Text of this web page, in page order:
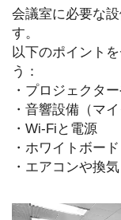
会議室に必要な
す。
以下のポイント
う：
・プロジェクタ
・音響設備（マ
・Wi-Fiと電源
・ホワイトボード
・エアコンや換気